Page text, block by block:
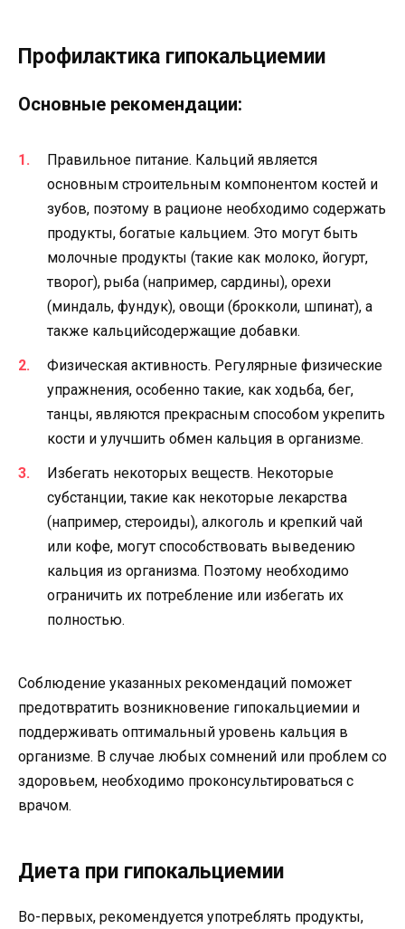
Профилактика гипокальциемии
Основные рекомендации:
Правильное питание. Кальций является
основным строительным компонентом костей и
зубов, поэтому в рационе необходимо содержать
продукты, богатые кальцием. Это могут быть
молочные продукты (такие как молоко, йогурт,
творог), рыба (например, сардины), орехи
(миндаль, фундук), овощи (брокколи, шпинат), а
также кальцийсодержащие добавки.
Физическая активность. Регулярные физические
упражнения, особенно такие, как ходьба, бег,
танцы, являются прекрасным способом укрепить
кости и улучшить обмен кальция в организме.
Избегать некоторых веществ. Некоторые
субстанции, такие как некоторые лекарства
(например, стероиды), алкоголь и крепкий чай
или кофе, могут способствовать выведению
кальция из организма. Поэтому необходимо
ограничить их потребление или избегать их
полностью.
Соблюдение указанных рекомендаций поможет
предотвратить возникновение гипокальциемии и
поддерживать оптимальный уровень кальция в
организме. В случае любых сомнений или проблем со
здоровьем, необходимо проконсультироваться с
врачом.
Диета при гипокальциемии
Во-первых, рекомендуется употреблять продукты,